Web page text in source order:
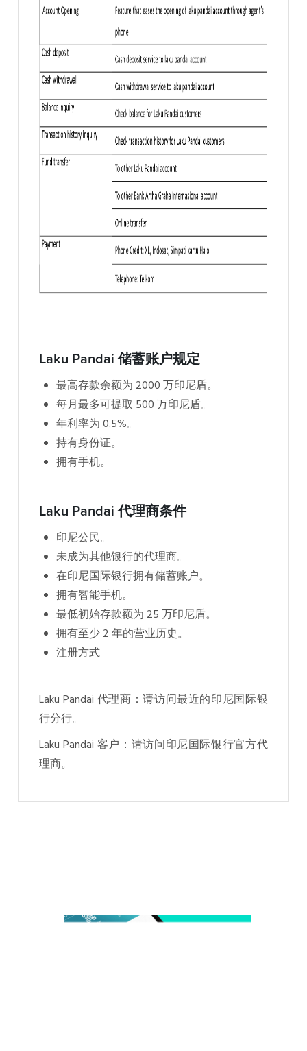
Laku Pandai 储蓄账户规定
最高存款余额为 2000 万印尼盾。
每月最多可提取 500 万印尼盾。
年利率为 0.5%。
持有身份证。
拥有手机。
Laku Pandai 代理商条件
印尼公民。
未成为其他银行的代理商。
在印尼国际银行拥有储蓄账户。
拥有智能手机。
最低初始存款额为 25 万印尼盾。
拥有至少 2 年的营业历史。
注册方式
Laku Pandai 代理商：请访问最近的印尼国际银
行分行。
Laku Pandai 客户：请访问印尼国际银行官方代
理商。